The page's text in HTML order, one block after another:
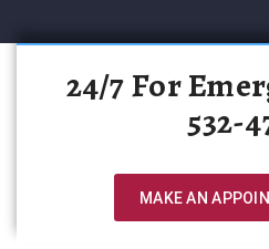
24/7 For
532-
MAKE AN